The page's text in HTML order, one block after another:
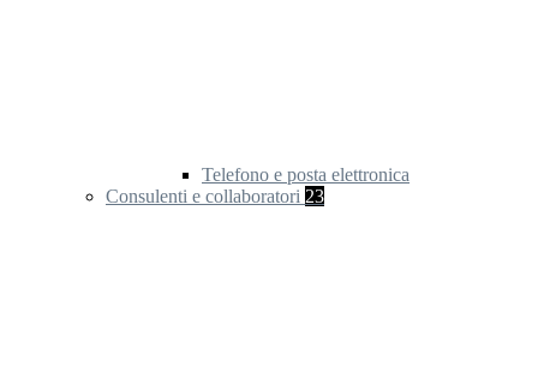
Telefono e posta elettronica
Consulenti e collaboratori 23